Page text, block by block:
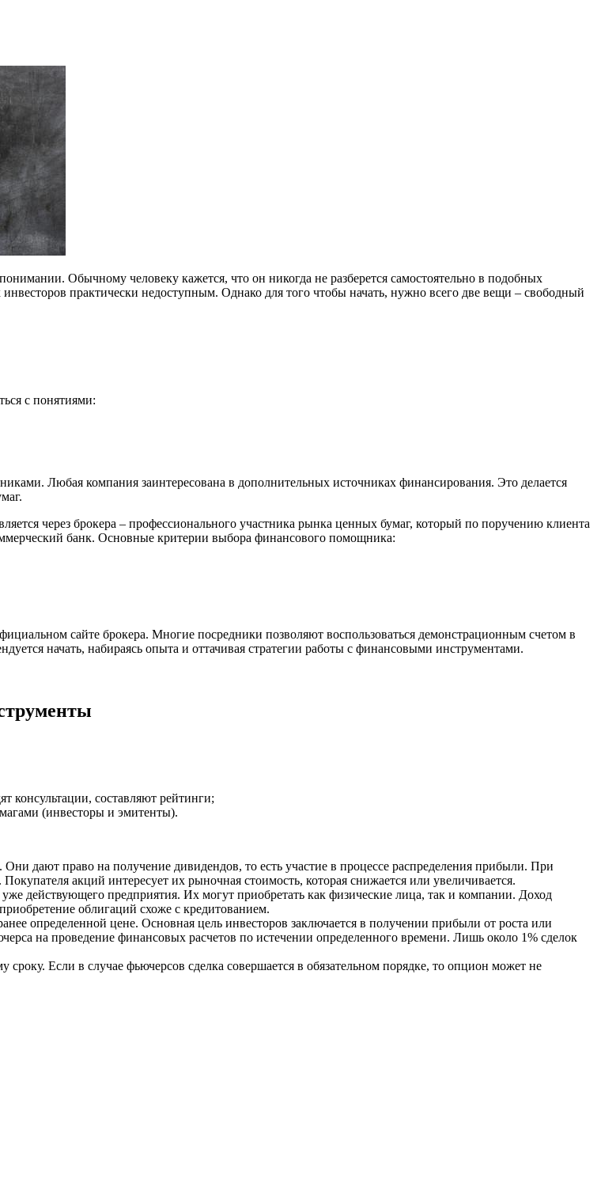
Обычному человеку кажется, что он никогда не разберется самостоятельно в подобных
практически недоступным. Однако для того чтобы начать, нужно всего две вещи – свободный
с понятиями:
Любая компания заинтересована в дополнительных источниках финансирования. Это делается
через брокера – профессионального участника рынка ценных бумаг, который по поручению клиента
банк. Основные критерии выбора финансового помощника:
сайте брокера. Многие посредники позволяют воспользоваться демонстрационным счетом в
начать, набираясь опыта и оттачивая стратегии работы с финансовыми инструментами.
составляют рейтинги;
(инвесторы и эмитенты).
дают право на получение дивидендов, то есть участие в процессе распределения прибыли. При
акций интересует их рыночная стоимость, которая снижается или увеличивается.
действующего предприятия. Их могут приобретать как физические лица, так и компании. Доход
облигаций схоже с кредитованием.
определенной цене. Основная цель инвесторов заключается в получении прибыли от роста или
на проведение финансовых расчетов по истечении определенного времени. Лишь около 1% сделок
Если в случае фьючерсов сделка совершается в обязательном порядке, то опцион может не